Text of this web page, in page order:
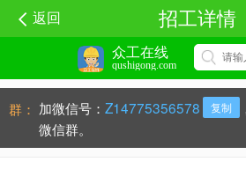
众工在线
qushigong.com
返回 招工详情
群： 加微信号： Z14775356578 复制
微信群。